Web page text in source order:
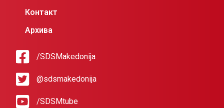
Контакт
Архива
/SDSMakedonija
@sdsmakedonija
/SDSMtube